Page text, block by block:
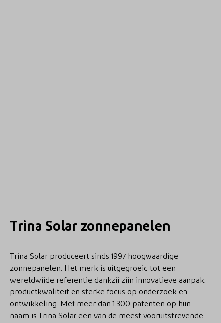
Trina Solar zonnepanelen
Trina Solar produceert sinds 1997 hoogwaardige
zonnepanelen. Het merk is uitgegroeid tot een
wereldwijde referentie dankzij zijn innovatieve aanpak,
productkwaliteit en sterke focus op onderzoek en
ontwikkeling. Met meer dan 1.300 patenten op hun
naam is Trina Solar een van de meest vooruitstrevende